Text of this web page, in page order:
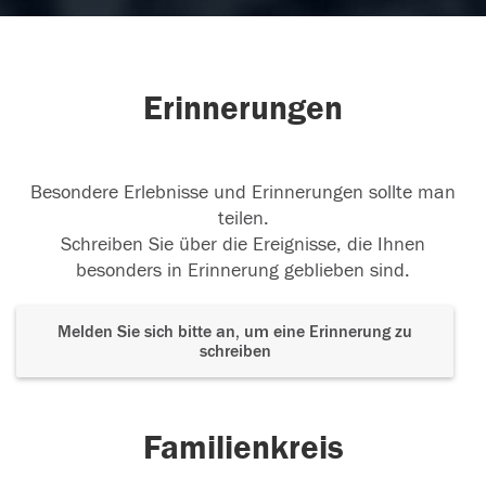
Erinnerungen
Besondere Erlebnisse und Erinnerungen sollte man
teilen.
Schreiben Sie über die Ereignisse, die Ihnen
besonders in Erinnerung geblieben sind.
Melden Sie sich bitte an, um eine Erinnerung zu
schreiben
Familienkreis